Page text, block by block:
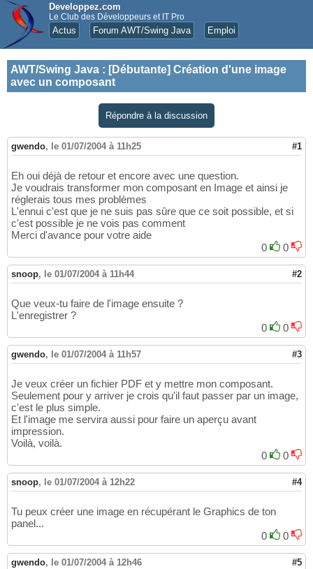
Developpez.com
Le Club des Développeurs et IT Pro
Actus Forum AWT/Swing Java Emploi
AWT/Swing Java : [Débutante] Création d'une image
avec un composant
Répondre à la discussion
gwendo, le 01/07/2004 à 11h25 #1
Eh oui déjà de retour et encore avec une question.
Je voudrais transformer mon composant en Image et ainsi je
réglerais tous mes problèmes
L'ennui c'est que je ne suis pas sûre que ce soit possible, et si
c'est possible je ne vois pas comment
Merci d'avance pour votre aide
0
0
snoop, le 01/07/2004 à 11h44 #2
Que veux-tu faire de l'image ensuite ?
L'enregistrer ?
0
0
gwendo, le 01/07/2004 à 11h57 #3
Je veux créer un fichier PDF et y mettre mon composant.
Seulement pour y arriver je crois qu'il faut passer par un image,
c'est le plus simple.
Et l'image me servira aussi pour faire un aperçu avant
impression.
Voilà, voilà.
0
0
snoop, le 01/07/2004 à 12h22 #4
Tu peux créer une image en récupérant le Graphics de ton
panel...
0
0
gwendo, le 01/07/2004 à 12h46 #5